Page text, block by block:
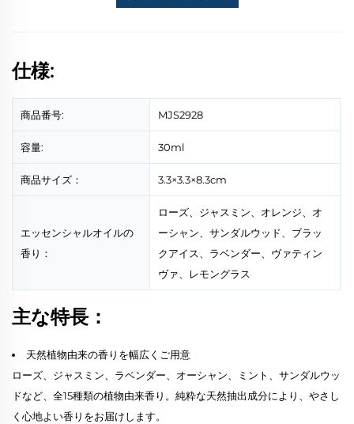
仕様:
商品番号: MJS2928
容量: 30ml
商品サイズ： 3.3×3.3×8.3cm
エッセンシャルオイルの
香り：
ローズ、ジャスミン、オレンジ、オ
ーシャン、サンダルウッド、ブラッ
クアイス、ラベンダー、ヴァティン
ヴァ、レモングラス
主な特長：
天然植物由来の香りを幅広くご用意
ローズ、ジャスミン、ラベンダー、オーシャン、ミント、サンダルウッ
ドなど、全15種類の植物由来香り。純粋な天然抽出成分により、やさし
く心地よい香りをお届けします。